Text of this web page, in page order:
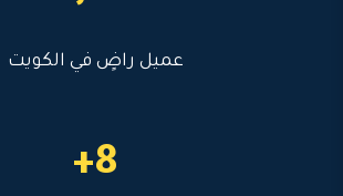
عميل راضٍ في الكويت
8+